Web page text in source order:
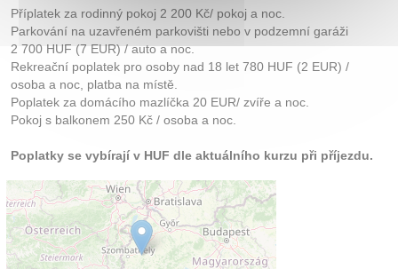
Příplatek za rodinný pokoj 2 200 Kč/ pokoj a noc.
Parkování na uzavřeném parkovišti nebo v podzemní garáži
2 700 HUF (7 EUR) / auto a noc.
Rekreační poplatek pro osoby nad 18 let 780 HUF (2 EUR) /
osoba a noc, platba na místě.
Poplatek za domácího mazlíčka 20 EUR/ zvíře a noc.
Pokoj s balkonem 250 Kč / osoba a noc.
Poplatky se vybírají v HUF dle aktuálního kurzu při příjezdu.